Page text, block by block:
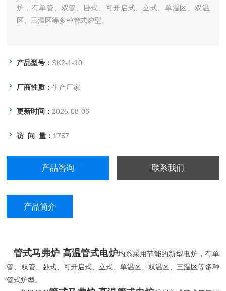
炉，有单管、双管、卧式、可开启式、立式、单温区、双温
区、三温区等多种管式炉型。
产品型号： SK2-1-10
厂商性质：生产厂家
更新时间： 2025-08-06
访 问 量： 1757
产品咨询 联系我们
产品简介
管式马弗炉 高温管式电炉均系采用节能的新型电炉，有单
管、双管、卧式、可开启式、立式、单温区、双温区、三温区等多种
管式炉型。